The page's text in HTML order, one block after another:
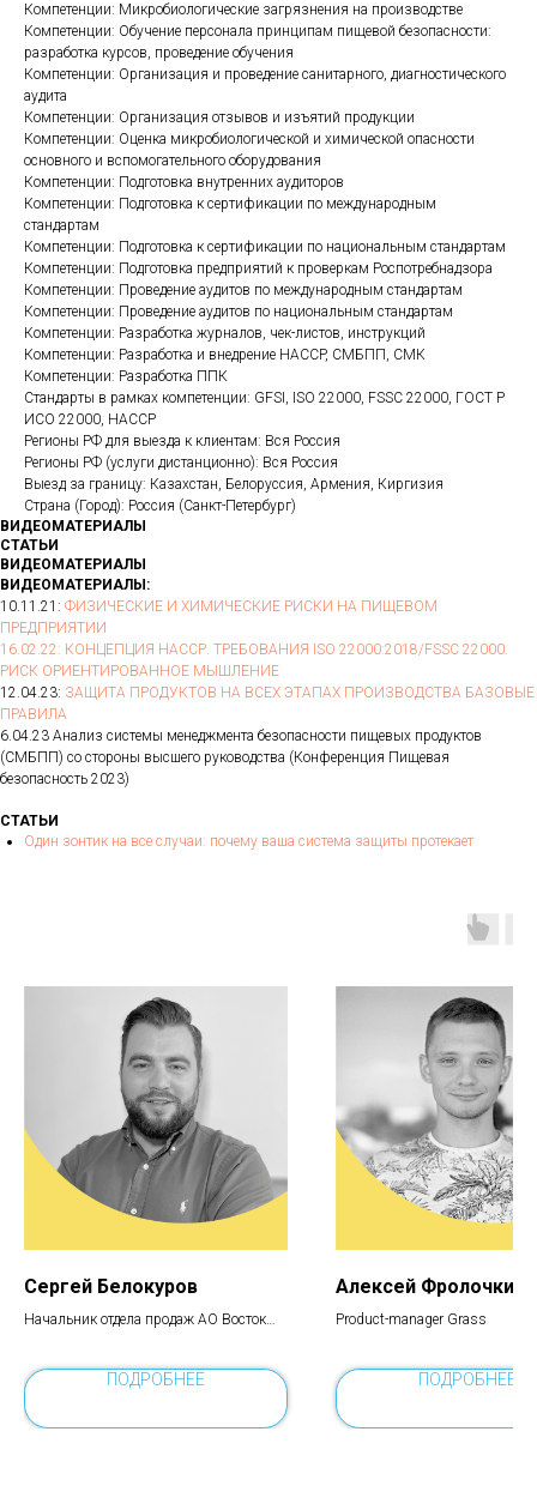
Компетенции: Микробиологические загрязнения на производстве
Компетенции: Обучение персонала принципам пищевой безопасности:
разработка курсов, проведение обучения
Компетенции: Организация и проведение санитарного, диагностического
аудита
Компетенции: Организация отзывов и изъятий продукции
Компетенции: Оценка микробиологической и химической опасности
основного и вспомогательного оборудования
Компетенции: Подготовка внутренних аудиторов
Компетенции: Подготовка к сертификации по международным
стандартам
Компетенции: Подготовка к сертификации по национальным стандартам
Компетенции: Подготовка предприятий к проверкам Роспотребнадзора
Компетенции: Проведение аудитов по международным стандартам
Компетенции: Проведение аудитов по национальным стандартам
Компетенции: Разработка журналов, чек-листов, инструкций
Компетенции: Разработка и внедрение HACCP, СМБПП, СМК
Компетенции: Разработка ППК
Стандарты в рамках компетенции: GFSI, ISO 22000, FSSC 22000, ГОСТ Р
ИСО 22000, HACCP
Регионы РФ для выезда к клиентам: Вся Россия
Регионы РФ (услуги дистанционно): Вся Россия
Выезд за границу: Казахстан, Белоруссия, Армения, Киргизия
Страна (Город): Россия (Санкт-Петербург)
ВИДЕОМАТЕРИАЛЫ
СТАТЬИ
ВИДЕОМАТЕРИАЛЫ
ВИДЕОМАТЕРИАЛЫ:
10.11.21: ФИЗИЧЕСКИЕ И ХИМИЧЕСКИЕ РИСКИ НА ПИЩЕВОМ
ПРЕДПРИЯТИИ
16.02.22: КОНЦЕПЦИЯ НАССР. ТРЕБОВАНИЯ ISO 22000:2018/FSSC 22000.
РИСК ОРИЕНТИРОВАННОЕ МЫШЛЕНИЕ
12.04.23: ЗАЩИТА ПРОДУКТОВ НА ВСЕХ ЭТАПАХ ПРОИЗВОДСТВА БАЗОВЫЕ
ПРАВИЛА
6.04.23 Анализ системы менеджмента безопасности пищевых продуктов
(СМБПП) со стороны высшего руководства (Конференция Пищевая
безопасность 2023)
СТАТЬИ
Один зонтик на все случаи: почему ваша система защиты протекает
Сергей Белокуров
Начальник отдела продаж АО Восток
ПОДРОБНЕЕ
Алексей Фролочкин
Product-manager Grass
ПОДРОБНЕЕ